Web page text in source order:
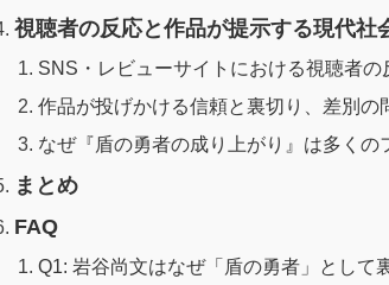
視聴者の反応と作品が提示する現代社
SNS・レビューサイトにおける視聴者の
作品が投げかける信頼と裏切り、差別の
なぜ『盾の勇者の成り上がり』は多くの
まとめ
FAQ
Q1: 岩谷尚文はなぜ「盾の勇者」として